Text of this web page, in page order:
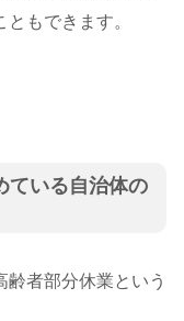
もできます。
ている自治体の
者部分休業という